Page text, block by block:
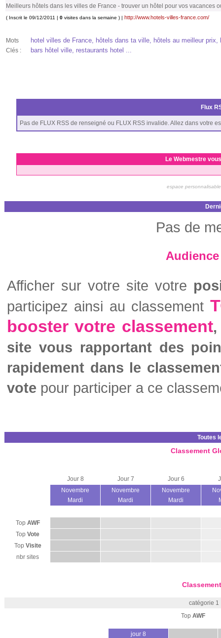
Meilleurs hôtels dans les villes de France - trouver un hôtel pour vos vacances
( Inscrit le 09/12/2011 | 0 visites dans la semaine ) | http://www.hotels-villes-france.com/
Mots
Clés :
hotel villes de France, hôtels dans ta ville, hôtels au meilleur
bars hôtel ville, restaurants hotel ...
Flux
Pas de FLUX RSS de renseigné ou FLUX RSS invalide. Allez dans votre
Le Webmestre
espace
Pas de
Afficher sur votre site votre
participez ainsi au classement
booster votre classement,
site vous rapportant des
rapidement dans le
vote pour participer a ce
Toutes
Classement
Jour 8 Jour 7 Jour 6
Novembre
Mardi
Novembre
Mardi
Novembre
Mardi
Top AWF
Top Vote
Top Visite
nbr sites
catégorie 1
Top AWF
jour 8